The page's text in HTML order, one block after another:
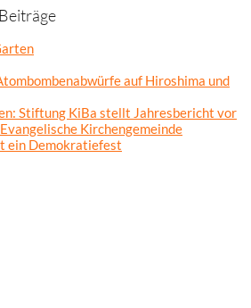
auf Hiroshima und
Stiftung KiBa stellt Jahresbericht vor
Kirchengemeinde
ein Demokratiefest